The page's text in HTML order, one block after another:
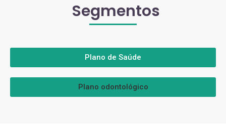
Segmentos
Plano de Saúde
Plano odontológico